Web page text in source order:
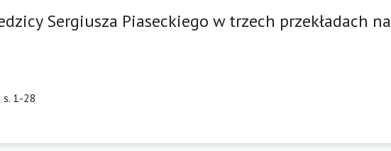
Sergiusza Piaseckiego w trzech przekładach na
s. 1-28